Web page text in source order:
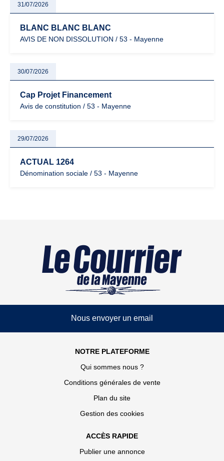
31/07/2026
BLANC BLANC BLANC
AVIS DE NON DISSOLUTION / 53 - Mayenne
30/07/2026
Cap Projet Financement
Avis de constitution / 53 - Mayenne
29/07/2026
ACTUAL 1264
Dénomination sociale / 53 - Mayenne
Nous envoyer un email
NOTRE PLATEFORME
Qui sommes nous ?
Conditions générales de vente
Plan du site
Gestion des cookies
ACCÈS RAPIDE
Publier une annonce